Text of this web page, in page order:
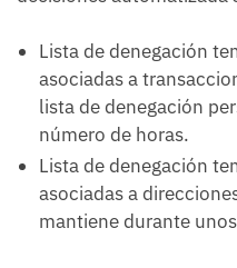
Lista de denegación
asociadas a
lista de denegación
número de horas.
Lista de denegación
asociadas a
mantiene durante